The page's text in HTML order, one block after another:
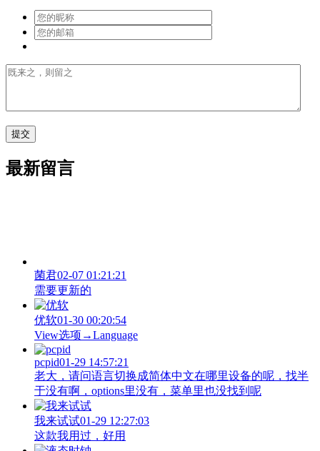
最新留言
菌君02-07 01:21:21
需要更新的
优软01-30 00:20:54
View‌选项→Language
pcpid01-29 14:57:21
老大，请问语言切换成简体中文在哪里设备的呢，找半
于没有啊，options里没有，菜单里也没找到呢
我来试试01-29 12:27:03
这款我用过，好用